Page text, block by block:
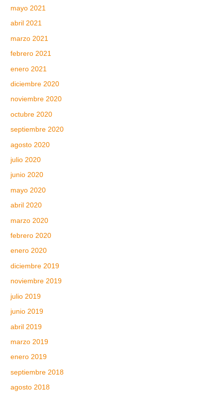
mayo 2021
abril 2021
marzo 2021
febrero 2021
enero 2021
diciembre 2020
noviembre 2020
octubre 2020
septiembre 2020
agosto 2020
julio 2020
junio 2020
mayo 2020
abril 2020
marzo 2020
febrero 2020
enero 2020
diciembre 2019
noviembre 2019
julio 2019
junio 2019
abril 2019
marzo 2019
enero 2019
septiembre 2018
agosto 2018